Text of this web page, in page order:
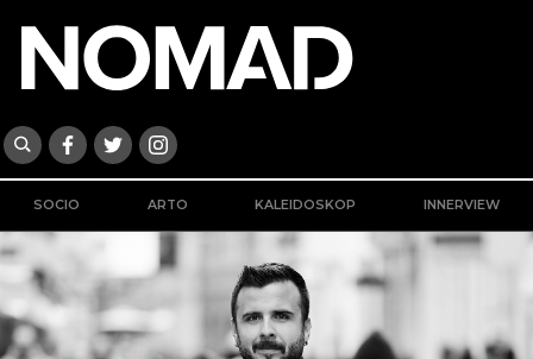
SOCIO ARTO KALEIDOSKOP INNERVIEW